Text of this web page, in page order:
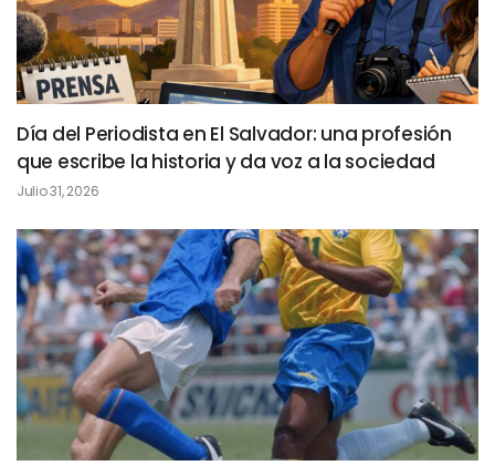
Día del Periodista en El Salvador: una profesión
que escribe la historia y da voz a la sociedad
Julio 31, 2026